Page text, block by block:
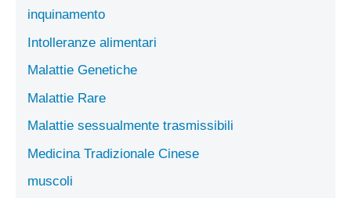
inquinamento
Intolleranze alimentari
Malattie Genetiche
Malattie Rare
Malattie sessualmente trasmissibili
Medicina Tradizionale Cinese
muscoli